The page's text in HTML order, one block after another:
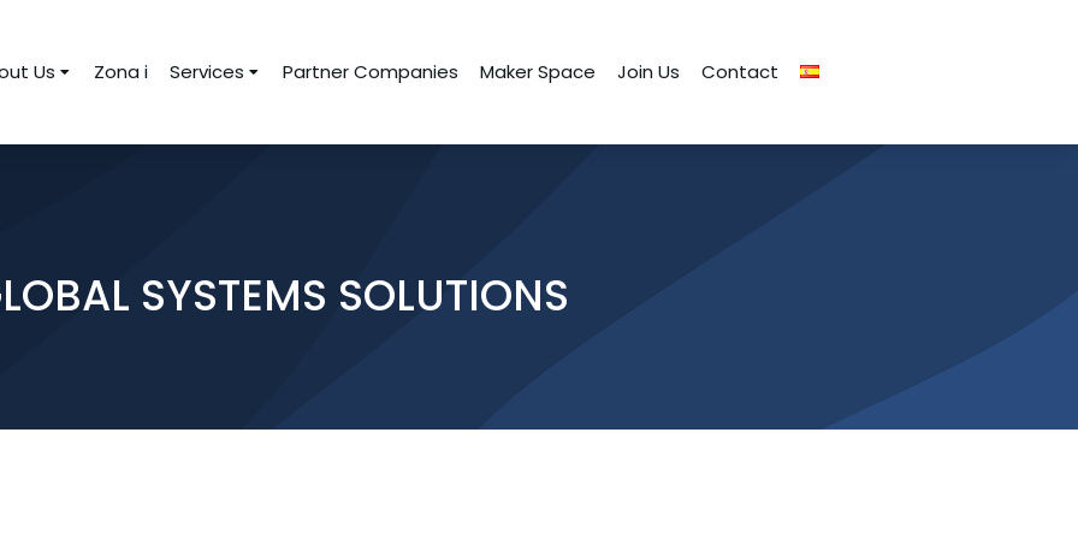
Us Zona i Services Partner Companies Maker Space Join Us Contact
SYSTEMS SOLUTIONS